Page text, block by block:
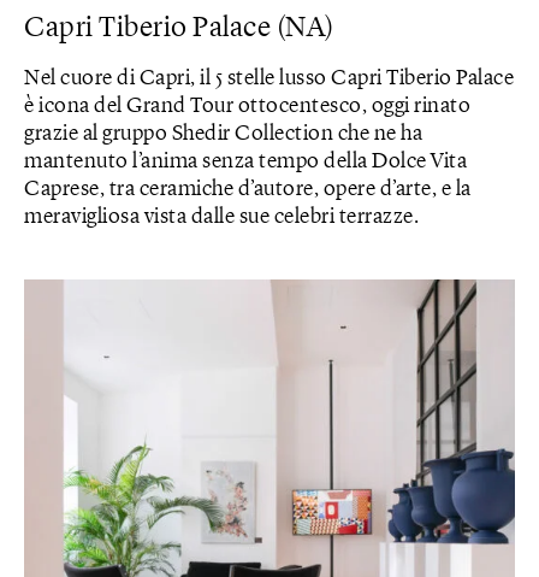
Capri Tiberio Palace (NA)
Nel cuore di Capri, il 5 stelle lusso Capri Tiberio Palace
è icona del Grand Tour ottocentesco, oggi rinato
grazie al gruppo Shedir Collection che ne ha
mantenuto l’anima senza tempo della Dolce Vita
Caprese, tra ceramiche d’autore, opere d’arte, e la
meravigliosa vista dalle sue celebri terrazze.